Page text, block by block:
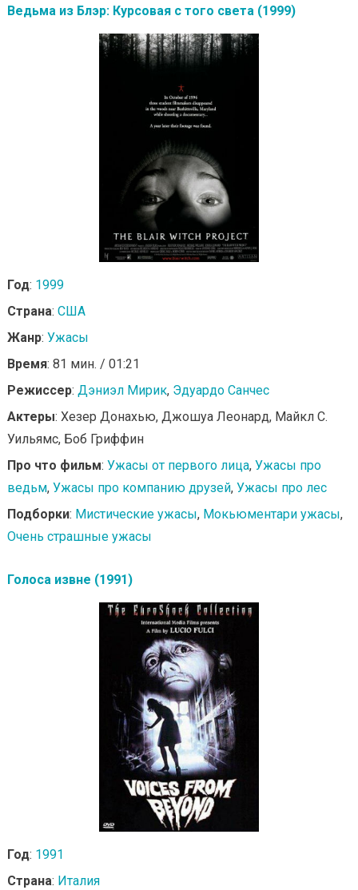
Ведьма из Блэр: Курсовая с того света (1999)
Год: 1999
Страна: США
Жанр: Ужасы
Время: 81 мин. / 01:21
Режиссер: Дэниэл Мирик, Эдуардо Санчес
Актеры: Хезер Донахью, Джошуа Леонард, Майкл С.
Уильямс, Боб Гриффин
Про что фильм: Ужасы от первого лица, Ужасы про
ведьм, Ужасы про компанию друзей, Ужасы про лес
Подборки: Мистические ужасы, Мокьюментари ужасы,
Очень страшные ужасы
Голоса извне (1991)
Год: 1991
Страна: Италия